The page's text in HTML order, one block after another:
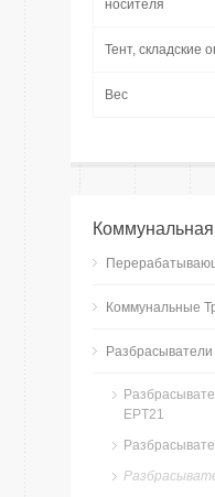
носителя
Тент, складские
Вес
Коммунальные
EPT21